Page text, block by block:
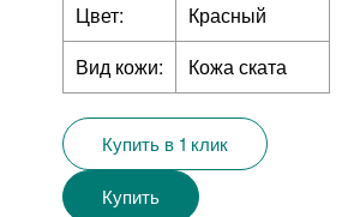
Цвет:
Красный
Вид кожи:
Кожа ската
Купить в 1 клик
Купить